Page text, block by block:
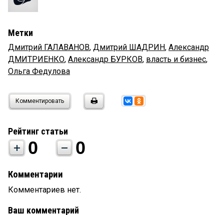
Метки
Дмитрий ГАЛАВАНОВ, Дмитрий ШАДРИН, Александр
ДМИТРИЕНКО, Александр БУРКОВ, власть и бизнес,
Ольга Федулова
Комментировать
Рейтинг статьи
0 0
Комментарии
Комментариев нет.
Ваш комментарий